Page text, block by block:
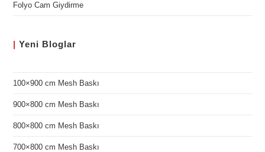
Folyo Cam Giydirme
| Yeni Bloglar
100×900 cm Mesh Baskı
900×800 cm Mesh Baskı
800×800 cm Mesh Baskı
700×800 cm Mesh Baskı